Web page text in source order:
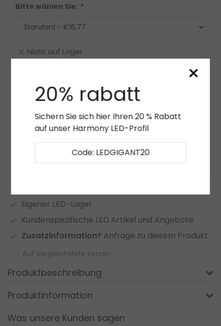
Bitte wählen Sie: *
Nicht auf Lager
Nicht auf Lager
Angebot
Zur Wunschliste hinzufügen
Eigener LED-Lager
Kundenspezifische LED Artikel und Angebote
Zusatzinformation? Anfrage zu diesem Produkt
Auf Vergleichsliste setzen
Produktbeschreibung
Produktinformation
Was unsere Kunden sagen
×
20% rabatt
Sichern Sie sich hier Ihren 20 % Rabatt
auf unser Harmony LED-Profil
Code: LEDGIGANT20